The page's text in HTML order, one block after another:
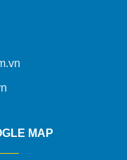
MAP